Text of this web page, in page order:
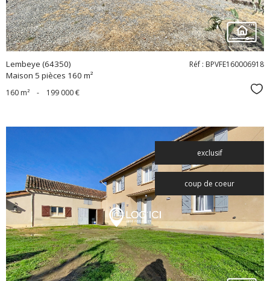
Lembeye (64350)
Maison 5 pièces 160 m²
Réf : BPVFE160006918
160 m² - 199 000 €
exclusif
coup de coeur
voir le
bien